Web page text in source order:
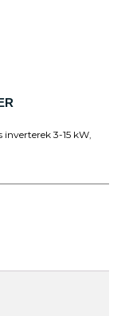
3-15 kW,